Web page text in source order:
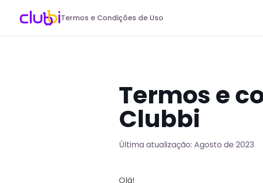
Termos e Condições de Uso
Termos e
Clubbi
Última atualização: Agosto de 2023
Olá!